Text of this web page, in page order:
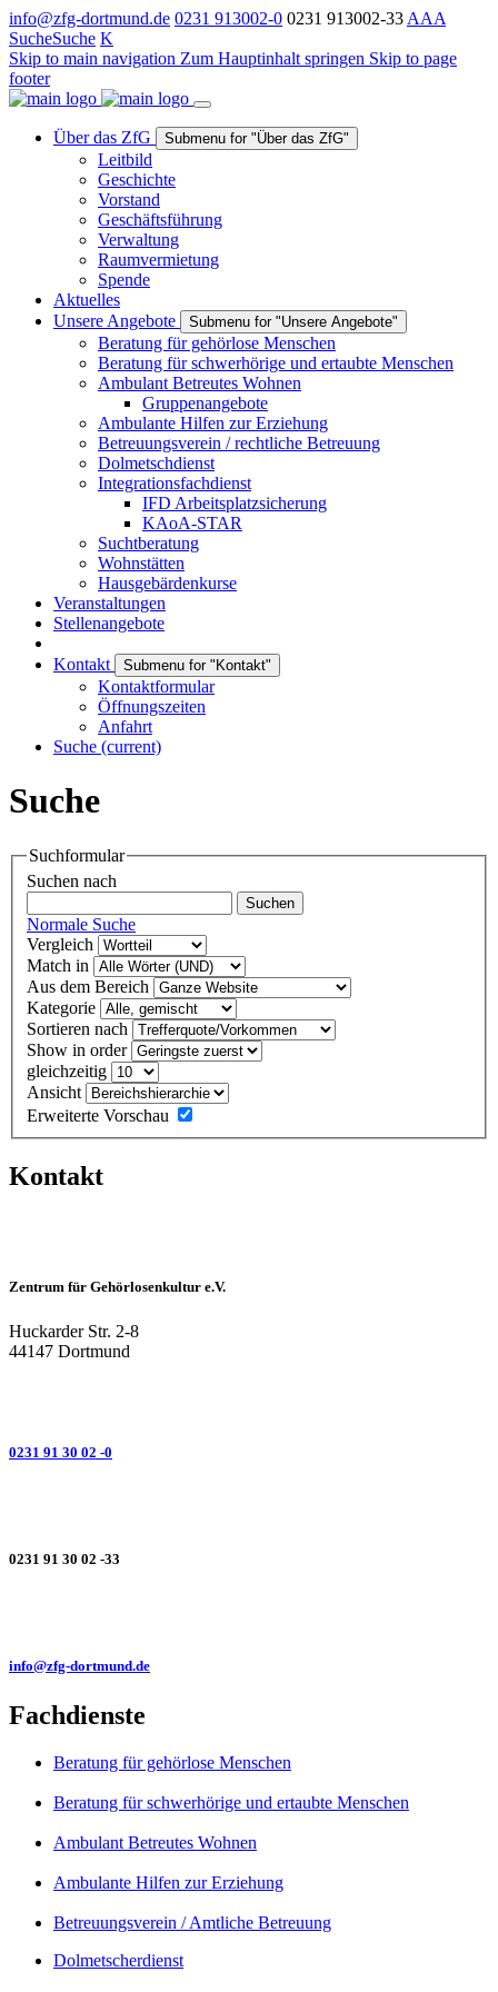
info@zfg-dortmund.de 0231 913002-0 0231 913002-33 AAA
SucheSuche K
Skip to main navigation Zum Hauptinhalt springen Skip to page
footer
Über das ZfG Submenu for "Über das ZfG"
Leitbild
Geschichte
Vorstand
Geschäftsführung
Verwaltung
Raumvermietung
Spende
Aktuelles
Unsere Angebote
Submenu for "Unsere Angebote"
Beratung für gehörlose Menschen
Beratung für schwerhörige und ertaubte Menschen
Ambulant Betreutes Wohnen
Gruppenangebote
Ambulante Hilfen zur Erziehung
Betreuungsverein / rechtliche Betreuung
Dolmetschdienst
Integrationsfachdienst
IFD Arbeitsplatzsicherung
KAoA-STAR
Suchtberatung
Wohnstätten
Hausgebärdenkurse
Veranstaltungen
Stellenangebote
Kontakt Submenu for "Kontakt"
Kontaktformular
Öffnungszeiten
Anfahrt
Suche (current)
Suche
Suchformular
Suchen nach
Normale Suche
Vergleich
Match in
Aus dem Bereich
Kategorie
Sortieren nach
Show in order
gleichzeitig
Ansicht
Erweiterte Vorschau
Kontakt
Zentrum für Gehörlosenkultur e.V.
Huckarder Str. 2-8
44147 Dortmund
0231 91 30 02 -0
0231 91 30 02 -33
info@zfg-dortmund.de
Fachdienste
Beratung für gehörlose Menschen
Beratung für schwerhörige und ertaubte Menschen
Ambulant Betreutes Wohnen
Ambulante Hilfen zur Erziehung
Betreuungsverein / Amtliche Betreuung
Dolmetscherdienst